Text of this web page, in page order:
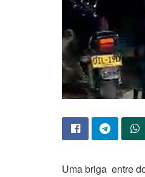
Uma briga entre